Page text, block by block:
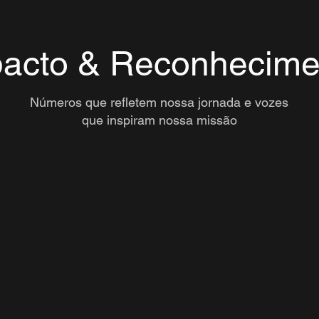
&
Números que refletem nossa jornada e vozes
que inspiram nossa missão